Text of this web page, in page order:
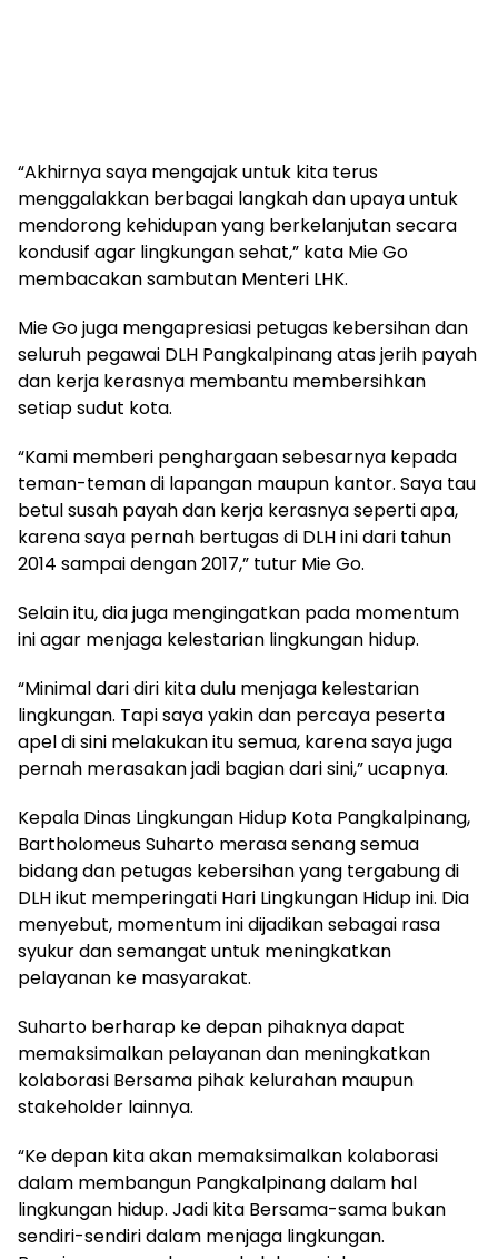
“Akhirnya saya mengajak untuk kita terus
menggalakkan berbagai langkah dan upaya untuk
mendorong kehidupan yang berkelanjutan secara
kondusif agar lingkungan sehat,” kata Mie Go
membacakan sambutan Menteri LHK.
Mie Go juga mengapresiasi petugas kebersihan dan
seluruh pegawai DLH Pangkalpinang atas jerih payah
dan kerja kerasnya membantu membersihkan
setiap sudut kota.
“Kami memberi penghargaan sebesarnya kepada
teman-teman di lapangan maupun kantor. Saya tau
betul susah payah dan kerja kerasnya seperti apa,
karena saya pernah bertugas di DLH ini dari tahun
2014 sampai dengan 2017,” tutur Mie Go.
Selain itu, dia juga mengingatkan pada momentum
ini agar menjaga kelestarian lingkungan hidup.
“Minimal dari diri kita dulu menjaga kelestarian
lingkungan. Tapi saya yakin dan percaya peserta
apel di sini melakukan itu semua, karena saya juga
pernah merasakan jadi bagian dari sini,” ucapnya.
Kepala Dinas Lingkungan Hidup Kota Pangkalpinang,
Bartholomeus Suharto merasa senang semua
bidang dan petugas kebersihan yang tergabung di
DLH ikut memperingati Hari Lingkungan Hidup ini. Dia
menyebut, momentum ini dijadikan sebagai rasa
syukur dan semangat untuk meningkatkan
pelayanan ke masyarakat.
Suharto berharap ke depan pihaknya dapat
memaksimalkan pelayanan dan meningkatkan
kolaborasi Bersama pihak kelurahan maupun
stakeholder lainnya.
“Ke depan kita akan memaksimalkan kolaborasi
dalam membangun Pangkalpinang dalam hal
lingkungan hidup. Jadi kita Bersama-sama bukan
sendiri-sendiri dalam menjaga lingkungan.